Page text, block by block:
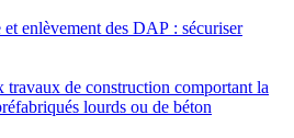
enlèvement des DAP : sécuriser
travaux de construction comportant la
lourds ou de béton